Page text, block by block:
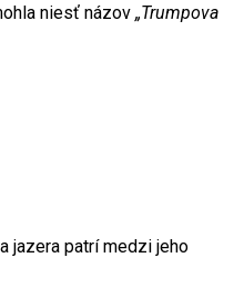
niesť názov „Trumpova
jazera patrí medzi jeho